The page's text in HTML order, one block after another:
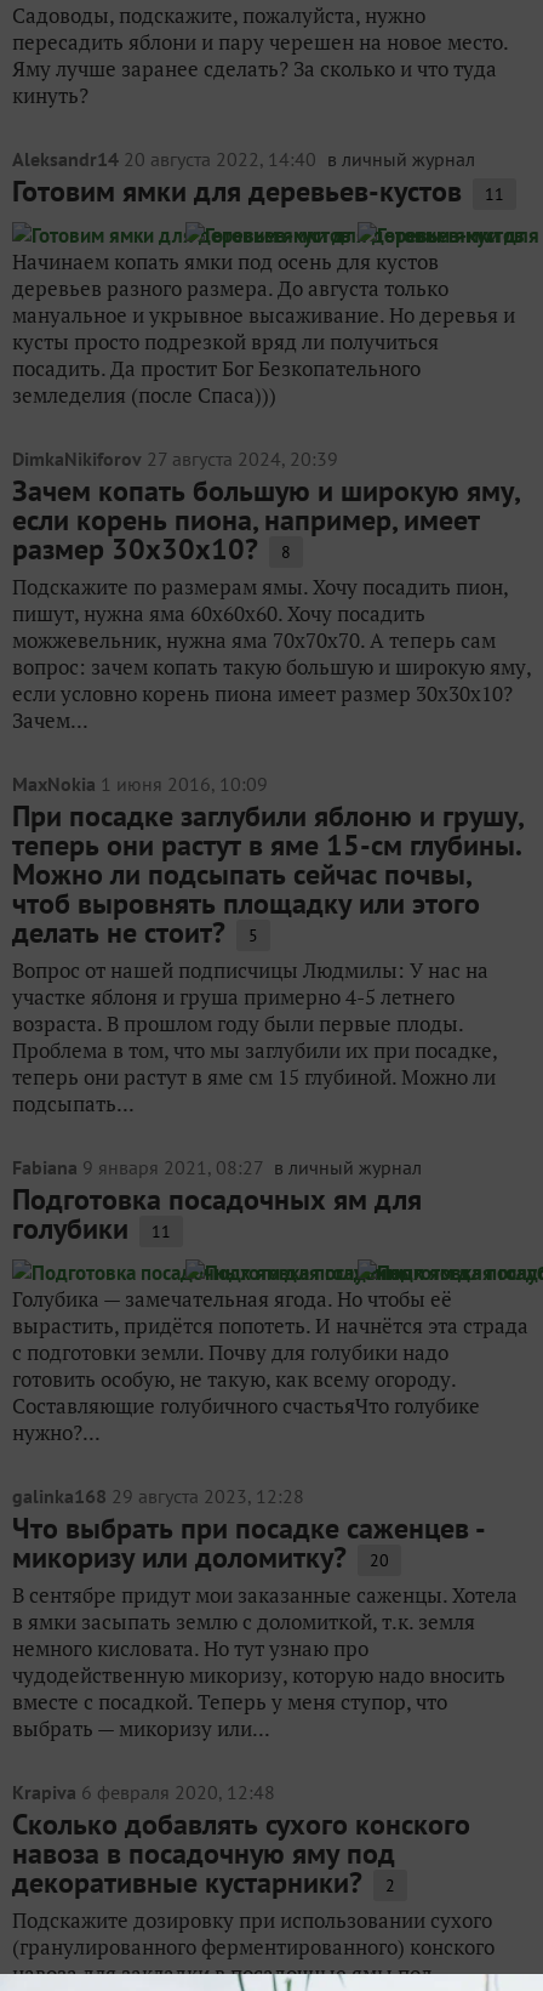
Садоводы, подскажите, пожалуйста, нужно
пересадить яблони и пару черешен на новое место.
Яму лучше заранее сделать? За сколько и что туда
кинуть?
Aleksandr14 20 августа 2022, 14:40 в личный журнал
Готовим ямки для деревьев-кустов 11
Начинаем копать ямки под осень для кустов
деревьев разного размера. До августа только
мануальное и укрывное высаживание. Но деревья и
кусты просто подрезкой вряд ли получиться
посадить. Да простит Бог Безкопательного
земледелия (после Спаса)))
DimkaNikiforov 27 августа 2024, 20:39
Зачем копать большую и широкую яму,
если корень пиона, например, имеет
размер 30х30х10? 8
Подскажите по размерам ямы. Хочу посадить пион,
пишут, нужна яма 60х60х60. Хочу посадить
можжевельник, нужна яма 70х70х70. А теперь сам
вопрос: зачем копать такую большую и широкую яму,
если условно корень пиона имеет размер 30х30х10?
Зачем...
MaxNokia 1 июня 2016, 10:09
При посадке заглубили яблоню и грушу,
теперь они растут в яме 15-см глубины.
Можно ли подсыпать сейчас почвы,
чтоб выровнять площадку или этого
делать не стоит? 5
Вопрос от нашей подписчицы Людмилы: У нас на
участке яблоня и груша примерно 4-5 летнего
возраста. В прошлом году были первые плоды.
Проблема в том, что мы заглубили их при посадке,
теперь они растут в яме см 15 глубиной. Можно ли
подсыпать...
Fabiana 9 января 2021, 08:27 в личный журнал
Подготовка посадочных ям для
голубики 11
Голубика — замечательная ягода. Но чтобы её
вырастить, придётся попотеть. И начнётся эта страда
с подготовки земли. Почву для голубики надо
готовить особую, не такую, как всему огороду.
Составляющие голубичного счастьяЧто голубике
нужно?...
galinka168 29 августа 2023, 12:28
Что выбрать при посадке саженцев -
микоризу или доломитку? 20
В сентябре придут мои заказанные саженцы. Хотела
в ямки засыпать землю с доломиткой, т.к. земля
немного кисловата. Но тут узнаю про
чудодейственную микоризу, которую надо вносить
вместе с посадкой. Теперь у меня ступор, что
выбрать — микоризу или...
Krapiva 6 февраля 2020, 12:48
Сколько добавлять сухого конского
навоза в посадочную яму под
декоративные кустарники? 2
Подскажите дозировку при использовании сухого
(гранулированного ферментированного) конского
навоза для закладки в посадочные ямы под